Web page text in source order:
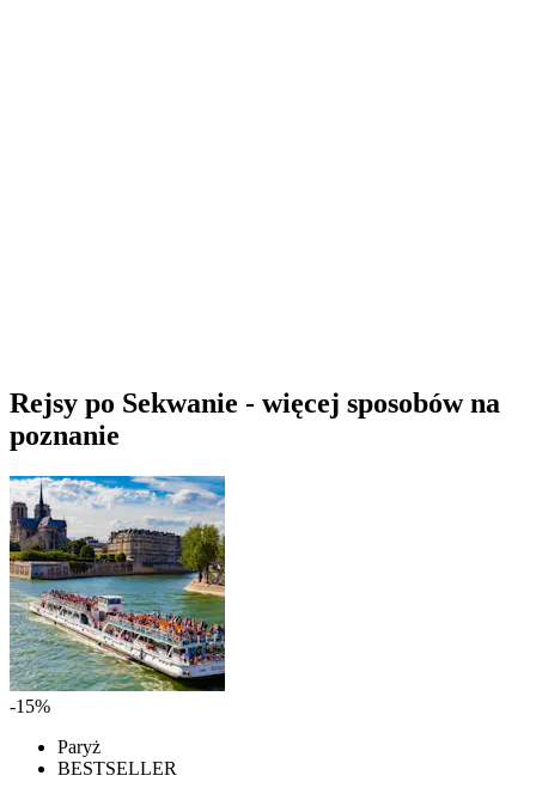
Rejsy po Sekwanie - więcej sposobów na
poznanie
-15%
Paryż
BESTSELLER